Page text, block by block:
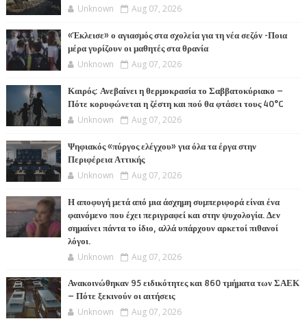
Unknown Aug 07, 2026
«Έκλεισε» ο αγιασμός στα σχολεία για τη νέα σεζόν -Ποια
μέρα γυρίζουν οι μαθητές στα θρανία
Unknown Aug 07, 2026
Καιρός: Ανεβαίνει η θερμοκρασία το Σαββατοκύριακο –
Πότε κορυφώνεται η ζέστη και πού θα φτάσει τους 40°C
Unknown Aug 07, 2026
Ψηφιακός «πύργος ελέγχου» για όλα τα έργα στην
Περιφέρεια Αττικής
Unknown Aug 07, 2026
Η αποφυγή μετά από μια άσχημη συμπεριφορά είναι ένα
φαινόμενο που έχει περιγραφεί και στην ψυχολογία. Δεν
σημαίνει πάντα το ίδιο, αλλά υπάρχουν αρκετοί πιθανοί
λόγοι.
Unknown Aug 07, 2026
Ανακοινώθηκαν 95 ειδικότητες και 860 τμήματα των ΣΑΕΚ
– Πότε ξεκινούν οι αιτήσεις
Unknown Aug 07, 2026